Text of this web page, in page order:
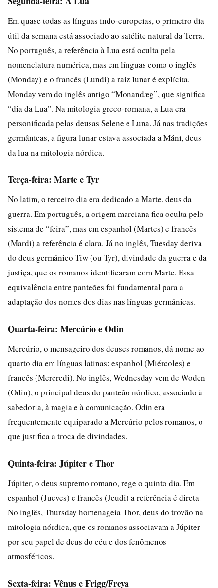
Em quase todas as línguas indo-europeias, o primeiro dia
útil da semana está associado ao satélite natural da Terra.
No português, a referência à Lua está oculta pela
nomenclatura numérica, mas em línguas como o inglês
(Monday) e o francês (Lundi) a raiz lunar é explícita.
Monday vem do inglês antigo “Monandæg”, que significa
“dia da Lua”. Na mitologia greco-romana, a Lua era
personificada pelas deusas Selene e Luna. Já nas tradições
germânicas, a figura lunar estava associada a Máni, deus
da lua na mitologia nórdica.
Terça-feira: Marte e Tyr
No latim, o terceiro dia era dedicado a Marte, deus da
guerra. Em português, a origem marciana fica oculta pelo
sistema de “feira”, mas em espanhol (Martes) e francês
(Mardi) a referência é clara. Já no inglês, Tuesday deriva
do deus germânico Tiw (ou Tyr), divindade da guerra e da
justiça, que os romanos identificaram com Marte. Essa
equivalência entre panteões foi fundamental para a
adaptação dos nomes dos dias nas línguas germânicas.
Quarta-feira: Mercúrio e Odin
Mercúrio, o mensageiro dos deuses romanos, dá nome ao
quarto dia em línguas latinas: espanhol (Miércoles) e
francês (Mercredi). No inglês, Wednesday vem de Woden
(Odin), o principal deus do panteão nórdico, associado à
sabedoria, à magia e à comunicação. Odin era
frequentemente equiparado a Mercúrio pelos romanos, o
que justifica a troca de divindades.
Quinta-feira: Júpiter e Thor
Júpiter, o deus supremo romano, rege o quinto dia. Em
espanhol (Jueves) e francês (Jeudi) a referência é direta.
No inglês, Thursday homenageia Thor, deus do trovão na
mitologia nórdica, que os romanos associavam a Júpiter
por seu papel de deus do céu e dos fenômenos
atmosféricos.
Sexta-feira: Vênus e Frigg/Freya